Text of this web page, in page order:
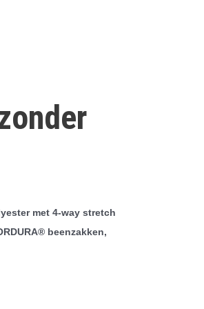
met 4-way stretch
beenzakken,